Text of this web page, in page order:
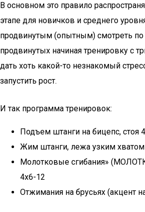
В основном это правило
этапе для новичков и среднего
продвинутым (опытным) смотреть по
продвинутых начиная тренировку с
дать хоть какой-то незнакомый
запустить рост.
И так программа тренировок:
Подъем штанги на бицепс, стоя
Жим штанги, лежа узким хватом
Молотковые сгибания»
4х6-12
Отжимания на брусьях (акцент